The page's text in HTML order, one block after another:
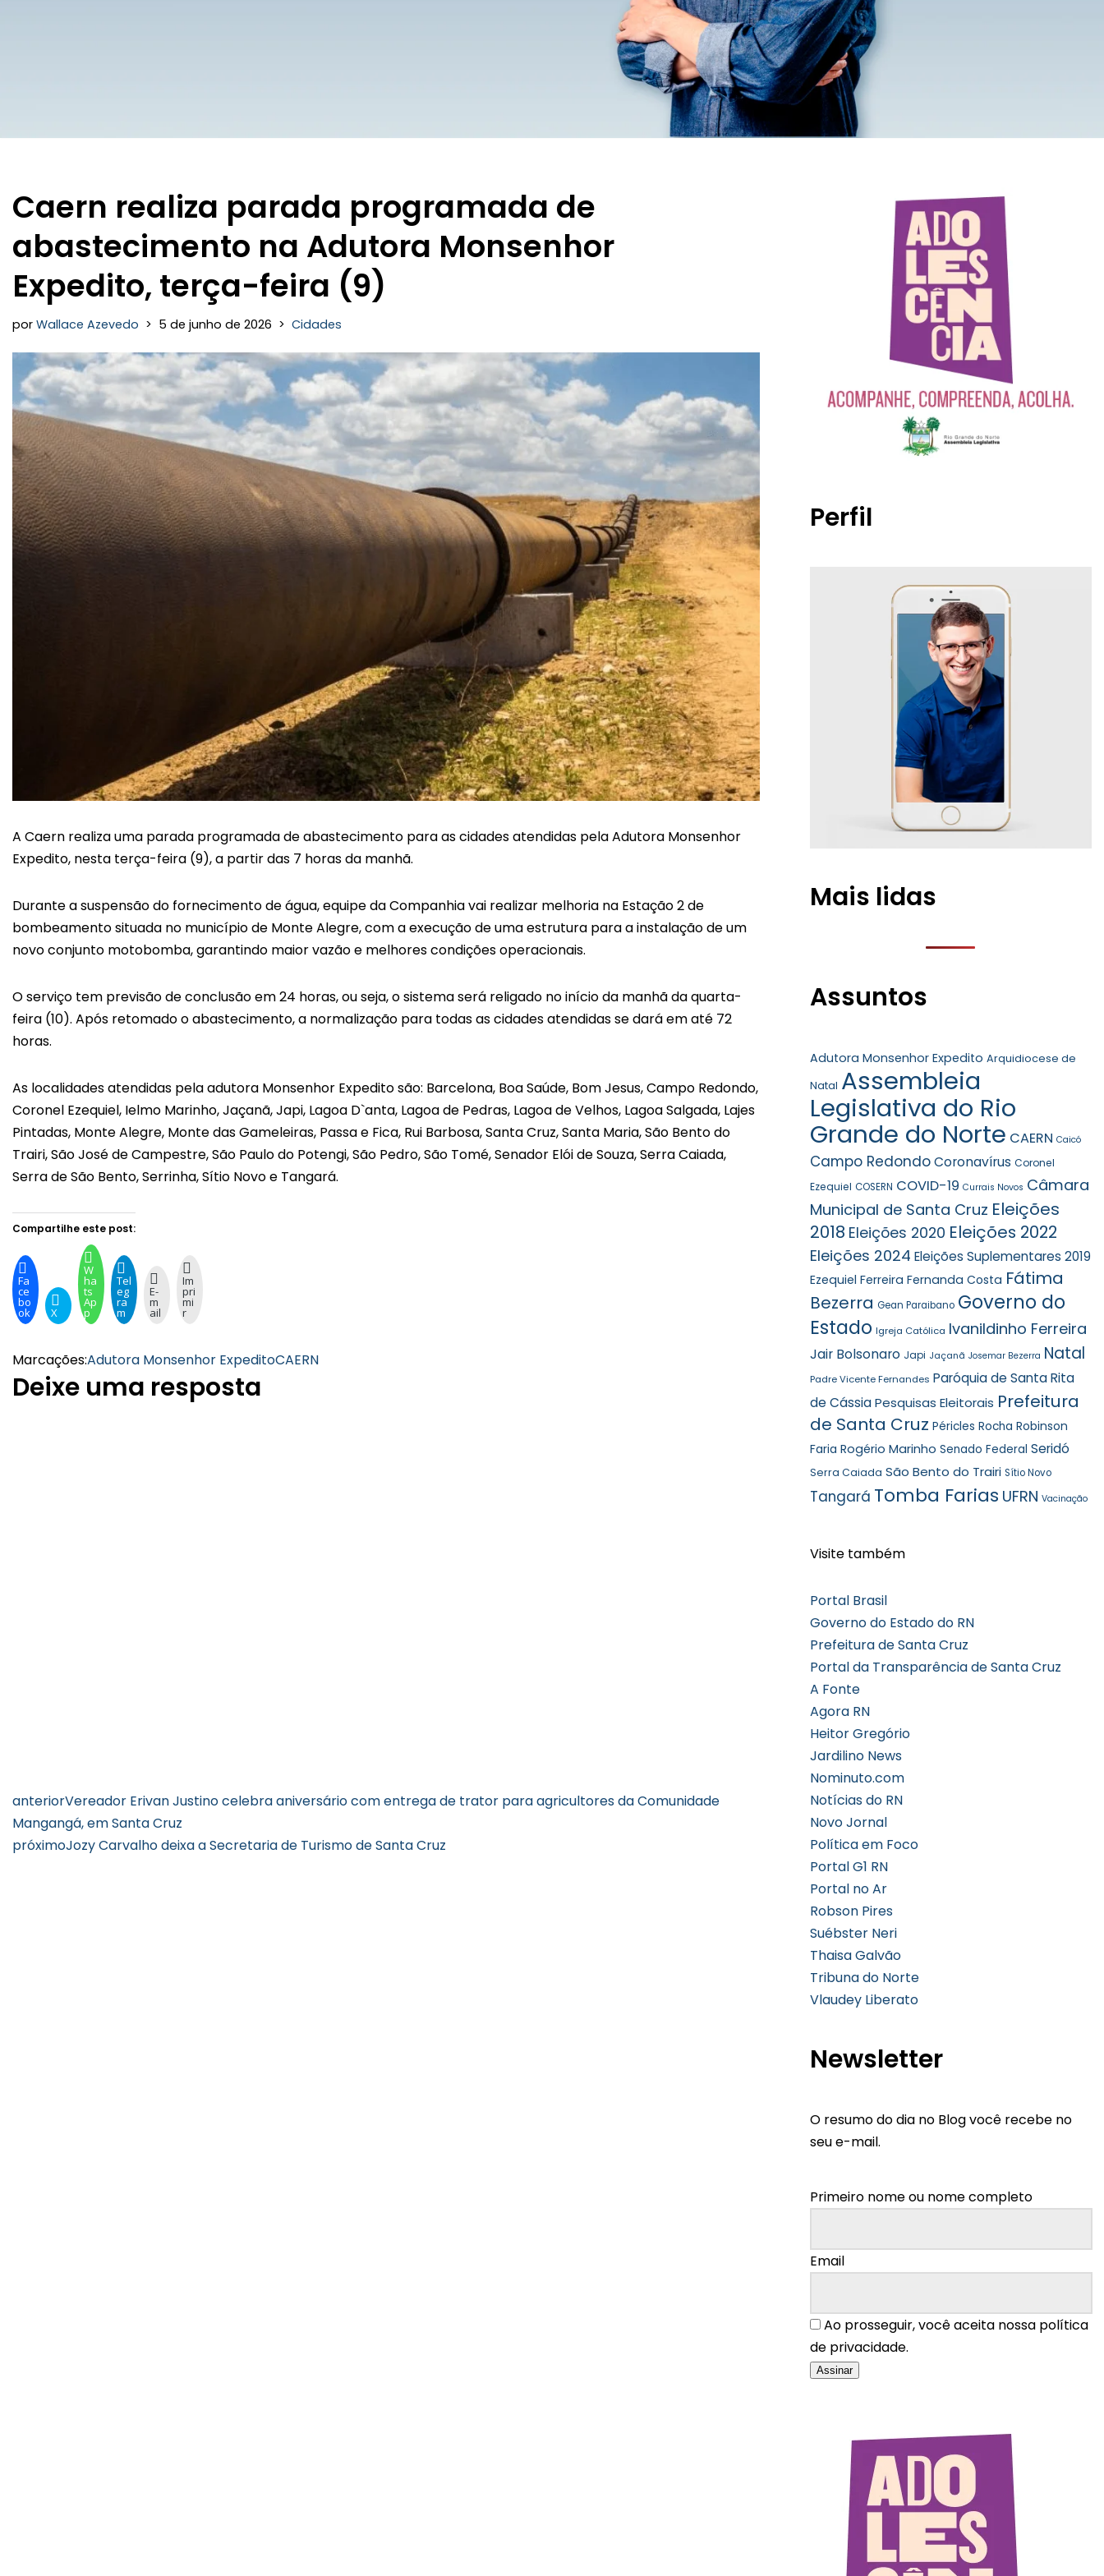
Caern realiza parada programada de
abastecimento na Adutora Monsenhor
Expedito, terça-feira (9)
por Wallace Azevedo 5 de junho de 2026 Cidades
A Caern realiza uma parada programada de abastecimento para as cidades atendidas pela Adutora Monsenhor
Expedito, nesta terça-feira (9), a partir das 7 horas da manhã.
Durante a suspensão do fornecimento de água, equipe da Companhia vai realizar melhoria na Estação 2 de
bombeamento situada no município de Monte Alegre, com a execução de uma estrutura para a instalação de um
novo conjunto motobomba, garantindo maior vazão e melhores condições operacionais.
O serviço tem previsão de conclusão em 24 horas, ou seja, o sistema será religado no início da manhã da quarta-
feira (10). Após retomado o abastecimento, a normalização para todas as cidades atendidas se dará em até 72
horas.
As localidades atendidas pela adutora Monsenhor Expedito são: Barcelona, Boa Saúde, Bom Jesus, Campo Redondo,
Coronel Ezequiel, Ielmo Marinho, Jaçanã, Japi, Lagoa D`anta, Lagoa de Pedras, Lagoa de Velhos, Lagoa Salgada, Lajes
Pintadas, Monte Alegre, Monte das Gameleiras, Passa e Fica, Rui Barbosa, Santa Cruz, Santa Maria, São Bento do
Trairi, São José de Campestre, São Paulo do Potengi, São Pedro, São Tomé, Senador Elói de Souza, Serra Caiada,
Serra de São Bento, Serrinha, Sítio Novo e Tangará.
Compartilhe este post:
Fa
ce
bo
ok X
W
ha
ts
Ap
p
Tel
eg
ra
m
E-
m
ail
Im
pri
mi
r
Marcações:Adutora Monsenhor ExpeditoCAERN
Deixe uma resposta
anteriorVereador Erivan Justino celebra aniversário com entrega de trator para agricultores da Comunidade
Mangangá, em Santa Cruz
próximoJozy Carvalho deixa a Secretaria de Turismo de Santa Cruz
Perfil
Mais lidas
Assuntos
Adutora Monsenhor Expedito Arquidiocese de
Natal Assembleia
Legislativa do Rio
Grande do Norte CAERN Caicó
Campo Redondo Coronavírus Coronel
Ezequiel COSERN COVID-19 Currais Novos Câmara
Municipal de Santa Cruz Eleições
2018 Eleições 2020 Eleições 2022
Eleições 2024 Eleições Suplementares 2019
Ezequiel Ferreira Fernanda Costa Fátima
Bezerra Gean Paraibano Governo do
Estado Igreja Católica Ivanildinho Ferreira
Jair Bolsonaro Japi Jaçanã Josemar Bezerra Natal
Padre Vicente Fernandes Paróquia de Santa Rita
de Cássia Pesquisas Eleitorais Prefeitura
de Santa Cruz Péricles Rocha Robinson
Faria Rogério Marinho Senado Federal Seridó
Serra Caiada São Bento do Trairi Sítio Novo
Tangará Tomba Farias UFRN Vacinação
Visite também
Portal Brasil
Governo do Estado do RN
Prefeitura de Santa Cruz
Portal da Transparência de Santa Cruz
A Fonte
Agora RN
Heitor Gregório
Jardilino News
Nominuto.com
Notícias do RN
Novo Jornal
Política em Foco
Portal G1 RN
Portal no Ar
Robson Pires
Suébster Neri
Thaisa Galvão
Tribuna do Norte
Vlaudey Liberato
Newsletter
O resumo do dia no Blog você recebe no
seu e-mail.
Primeiro nome ou nome completo
Email
Ao prosseguir, você aceita nossa política
de privacidade.